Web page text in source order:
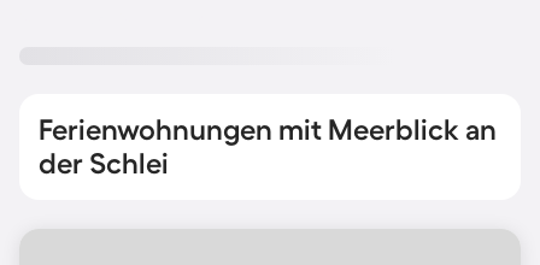
Ferienwohnungen mit Meerblick an
der Schlei